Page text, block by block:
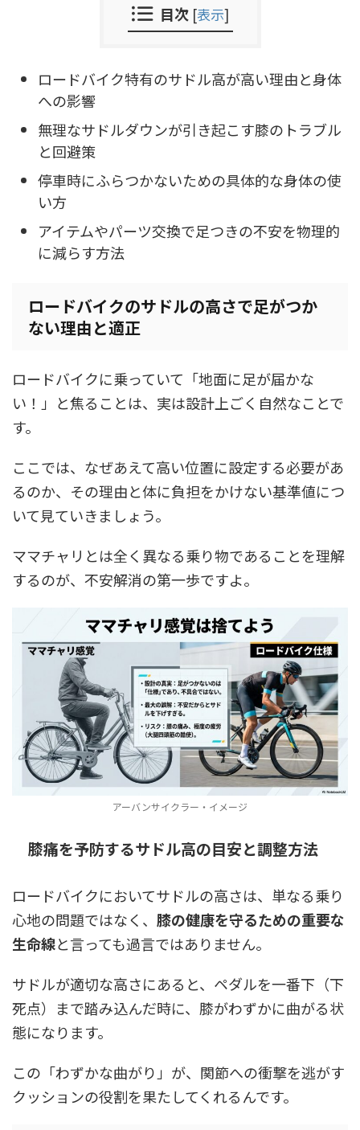
目次 [表示]
ロードバイク特有のサドル高が高い理由と身体
への影響
無理なサドルダウンが引き起こす膝のトラブル
と回避策
停車時にふらつかないための具体的な身体の使
い方
アイテムやパーツ交換で足つきの不安を物理的
に減らす方法
ロードバイクのサドルの高さで足がつか
ない理由と適正
ロードバイクに乗っていて「地面に足が届かな
い！」と焦ることは、実は設計上ごく自然なことで
す。
ここでは、なぜあえて高い位置に設定する必要があ
るのか、その理由と体に負担をかけない基準値につ
いて見ていきましょう。
ママチャリとは全く異なる乗り物であることを理解
するのが、不安解消の第一歩ですよ。
アーバンサイクラー・イメージ
膝痛を予防するサドル高の目安と調整方法
ロードバイクにおいてサドルの高さは、単なる乗り
心地の問題ではなく、 膝の健康を守るための重要な
生命線と言っても過言ではありません。
サドルが適切な高さにあると、ペダルを一番下（下
死点）まで踏み込んだ時に、膝がわずかに曲がる状
態になります。
この「わずかな曲がり」が、関節への衝撃を逃がす
クッションの役割を果たしてくれるんです。